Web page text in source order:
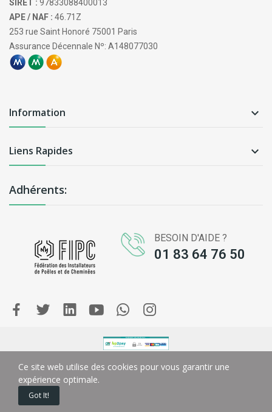
SIRET : 97833088400013
APE / NAF : 46.71Z
253 rue Saint Honoré 75001 Paris
Assurance Décennale Nº: A148077030
Information 
Liens Rapides 
Adhérents:
BESOIN D'AIDE ?
01 83 64 76 50
Ce site web utilise des cookies pour vous garantir une
expérience optimale.
Got It!